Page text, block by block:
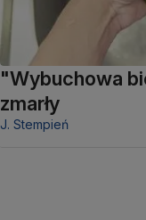
"Wybuchowa
zmarły
J. Stempień